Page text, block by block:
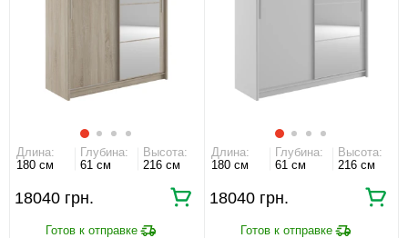
Длина:
180 см
Глубина:
61 см
Высота:
216 см
18040
Длина:
180 см
Глубина:
61 см
Высота:
216 см
18040